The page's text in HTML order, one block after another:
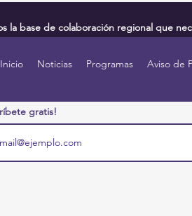
la base de colaboración regional que
Inicio Noticias Programas Aviso de
gratis!